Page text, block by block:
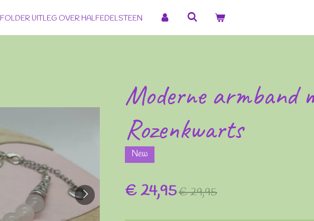
FOLDER UITLEG OVER HALFEDELSTEEN
Moderne armband
Rozenkwarts
New
€ 24,95€ 29,95